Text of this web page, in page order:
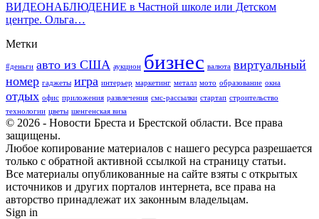
ВИДЕОНАБЛЮДЕНИЕ в Частной школе или Детском
центре. Ольга…
Метки
#деньги авто из США аукцион бизнес валюта виртуальный
номер гаджеты игра интерьер маркетинг металл мото образование окна
отдых офис приложения развлечения смс-рассылки стартап строительство
технологии цветы шенгенская виза
© 2026 - Новости Бреста и Брестской области. Все права
защищены.
Любое копирование материалов с нашего ресурса разрешается
только с обратной активной ссылкой на страницу статьи.
Все материалы опубликованные на сайте взяты с открытых
источников и других порталов интернета, все права на
авторство принадлежат их законным владельцам.
Sign in